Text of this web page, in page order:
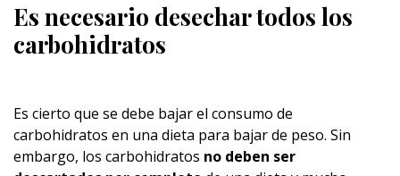
Es necesario desechar todos los
carbohidratos
Es cierto que se debe bajar el consumo de
carbohidratos en una dieta para bajar de peso. Sin
embargo, los carbohidratos no deben ser